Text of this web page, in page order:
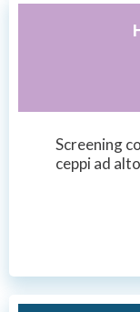
Screening
ceppi ad